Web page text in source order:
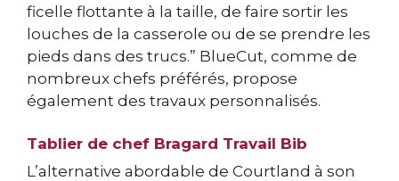
ficelle flottante à la taille, de faire sortir les
louches de la casserole ou de se prendre les
pieds dans des trucs.” BlueCut, comme de
nombreux chefs préférés, propose
également des travaux personnalisés.
Tablier de chef Bragard Travail Bib
L’alternative abordable de Courtland à son